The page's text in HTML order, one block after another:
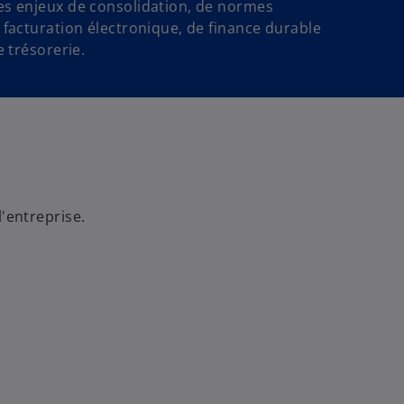
enjeux de consolidation, de normes
électronique, de finance durable
trésorerie.